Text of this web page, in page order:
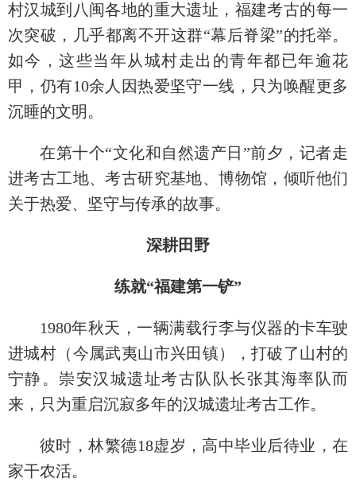
村汉城到八闽各地的重大遗址，福建考古的每一
次突破，几乎都离不开这群“幕后脊梁”的托举。
如今，这些当年从城村走出的青年都已年逾花
甲，仍有10余人因热爱坚守一线，只为唤醒更多
沉睡的文明。
在第十个“文化和自然遗产日”前夕，记者走
进考古工地、考古研究基地、博物馆，倾听他们
关于热爱、坚守与传承的故事。
深耕田野
练就“福建第一铲”
1980年秋天，一辆满载行李与仪器的卡车驶
进城村（今属武夷山市兴田镇），打破了山村的
宁静。崇安汉城遗址考古队队长张其海率队而
来，只为重启沉寂多年的汉城遗址考古工作。
彼时，林繁德18虚岁，高中毕业后待业，在
家干农活。